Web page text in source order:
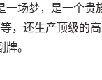
一场梦，是一个贵
，还生产顶级的
。